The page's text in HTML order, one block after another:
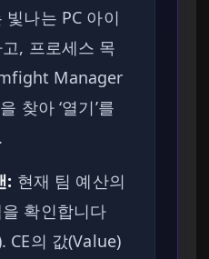
빛나는 PC 아이
, 프로세스 목
Manager
찾아 ‘열기’를
: 현재 팀 예산의
확인합니다
CE의 값(Value)